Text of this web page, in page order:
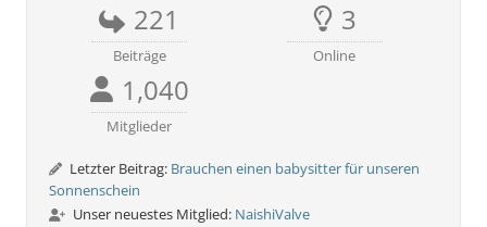
221
Beiträge
3
Online
1,040
Mitglieder
Letzter Beitrag: Brauchen einen babysitter für unseren
Sonnenschein
Unser neuestes Mitglied: NaishiValve